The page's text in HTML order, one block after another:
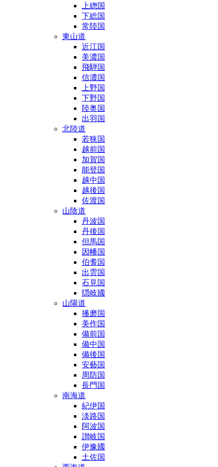
上緫国
下総国
常陸国
東山道
近江国
美濃国
飛騨国
信濃国
上野国
下野国
陸奥国
出羽国
北陸道
若狭国
越前国
加賀国
能登国
越中国
越後国
佐渡国
山陰道
丹波国
丹後国
但馬国
因幡国
伯耆国
出雲国
石見国
隠岐國
山陽道
播磨国
美作国
備前国
備中国
備後国
安藝国
周防国
長門国
南海道
紀伊国
淡路国
阿波国
讃岐国
伊豫國
土佐国